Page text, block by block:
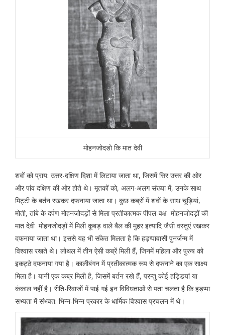
मोहनजोदडो कि मात देवी
शवों को प्राय: उत्तर-दक्षिण दिशा में लिटाया जाता था, जिसमें सिर उत्तर की ओर
और पांव दक्षिण की ओर होते थे। मृतकों को, अलग-अलग संख्या में, उनके साथ
मिट्टी के बर्तन रखकर दफनाया जाता था। कुछ कब्रों में शवों के साथ चूड़ियां,
मोती, तांबे के दर्पण मोहनजोदड़ों से मिला प्रतीकात्मक पीपल-वक्ष मोहनजोदड़ों की
मात देवी मोहनजोदड़ों में मिली कूबड़ वाले बैल की मुहर इत्यादि जैसी वस्तुएं रखकर
दफनाया जाता था। इससे यह भी संकेत मिलता है कि हड़प्पावासी पुनर्जन्म में
विश्वास रखते थे। लोथल में तीन ऐसी कब्रें मिली हैं, जिनमें महिला और पुरुष को
इकट्ठे दफनाया गया है। कालीबंगन में प्रतीकात्मक रूप से दफनाने का एक साक्ष्य
मिला है। यानी एक कब्र मिली है, जिसमें बर्तन रखे हैं, परन्तु कोई हड्डियां या
कंकाल नहीं है। रीति-रिवाजों में पाई गई इन विविधताओं से पता चलता है कि हड़प्पा
सभ्यता में संभवत: भिन्न-भिन्न प्रकार के धार्मिक विश्वास प्रचलन में थे।